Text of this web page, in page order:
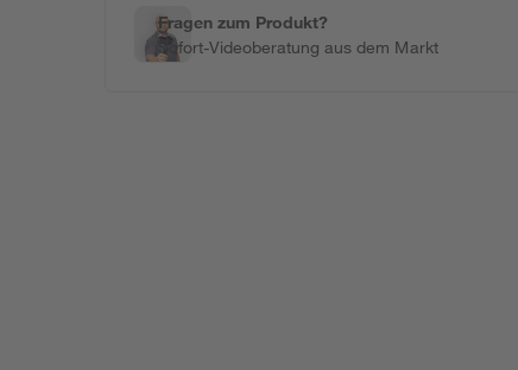
Fragen zum Produkt?
Sofort-Videoberatung aus dem Markt